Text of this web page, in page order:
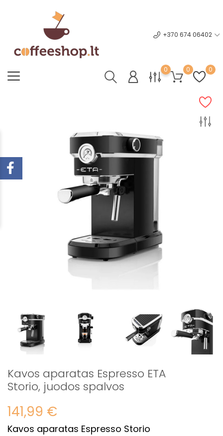
+370 674 06402
0 0 0
Kavos aparatas Espresso ETA
Storio, juodos spalvos
141,99 €
Kavos aparatas Espresso Storio